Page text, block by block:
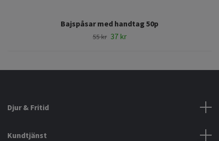
Bajspåsar med handtag 50p
55 kr 37 kr
Djur & Fritid
Kundtjänst